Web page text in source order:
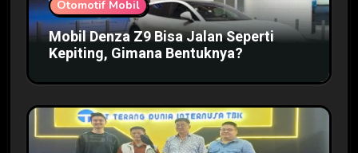
Otomotif Mobil
Mobil Denza Z9 Bisa Jalan Seperti
Kepiting, Gimana Bentuknya?